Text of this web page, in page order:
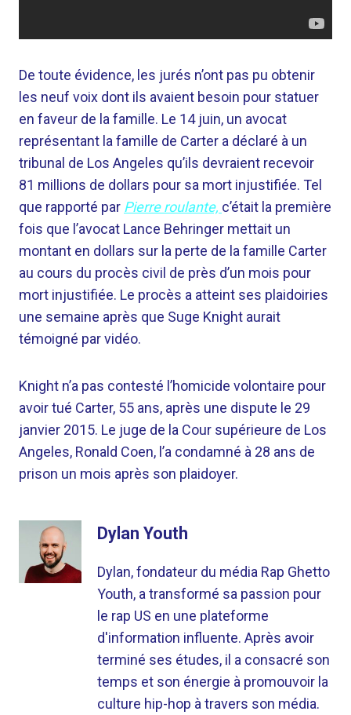
De toute évidence, les jurés n’ont pas pu obtenir
les neuf voix dont ils avaient besoin pour statuer
en faveur de la famille. Le 14 juin, un avocat
représentant la famille de Carter a déclaré à un
tribunal de Los Angeles qu’ils devraient recevoir
81 millions de dollars pour sa mort injustifiée. Tel
que rapporté par Pierre roulante, c’était la première
fois que l’avocat Lance Behringer mettait un
montant en dollars sur la perte de la famille Carter
au cours du procès civil de près d’un mois pour
mort injustifiée. Le procès a atteint ses plaidoiries
une semaine après que Suge Knight aurait
témoigné par vidéo.
Knight n’a pas contesté l’homicide volontaire pour
avoir tué Carter, 55 ans, après une dispute le 29
janvier 2015. Le juge de la Cour supérieure de Los
Angeles, Ronald Coen, l’a condamné à 28 ans de
prison un mois après son plaidoyer.
Dylan Youth
Dylan, fondateur du média Rap Ghetto
Youth, a transformé sa passion pour
le rap US en une plateforme
d'information influente. Après avoir
terminé ses études, il a consacré son
temps et son énergie à promouvoir la
culture hip-hop à travers son média.